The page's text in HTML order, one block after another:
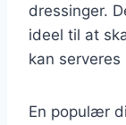
dressinger.
ideel til at
kan
En populær